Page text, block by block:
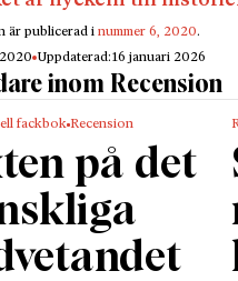
och avgörande
in på bara
grundläggande
då
av densamma,
kollektiva
är publicerad inummer 6, 2020.
Uppdaterad:16 januari 2026
inom Recension
fackbok Recension
på det